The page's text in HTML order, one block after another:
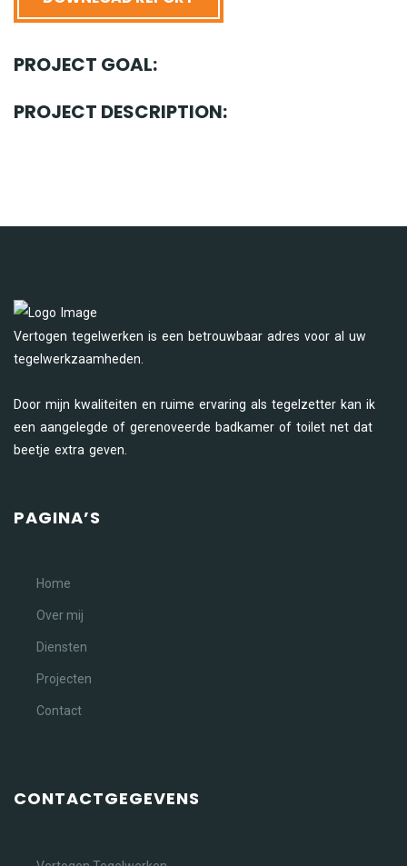
PROJECT GOAL:
PROJECT DESCRIPTION:
Vertogen tegelwerken is een betrouwbaar adres voor al uw
tegelwerkzaamheden.
Door mijn kwaliteiten en ruime ervaring als tegelzetter kan ik
een aangelegde of gerenoveerde badkamer of toilet net dat
beetje extra geven.
PAGINA’S
Home
Over mij
Diensten
Projecten
Contact
CONTACTGEGEVENS